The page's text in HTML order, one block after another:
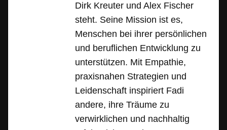
Dirk Kreuter und Alex Fischer
steht. Seine Mission ist es,
Menschen bei ihrer persönlichen
und beruflichen Entwicklung zu
unterstützen. Mit Empathie,
praxisnahen Strategien und
Leidenschaft inspiriert Fadi
andere, ihre Träume zu
verwirklichen und nachhaltig